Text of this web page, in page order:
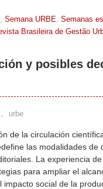
, Semana URBE, Semanas
Brasileira de Gestão
y posibles
, urbe
de la circulación
las modalidades de
La experiencia
para ampliar el
impacto social de la